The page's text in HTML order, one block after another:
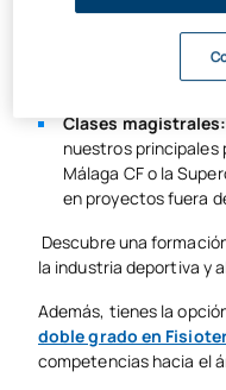
Clases magistrales:
nuestros
Málaga CF o la
en proyectos fuera
Descubre una
la industria deportiva y
Además, tienes la
doble grado en
competencias hacia el